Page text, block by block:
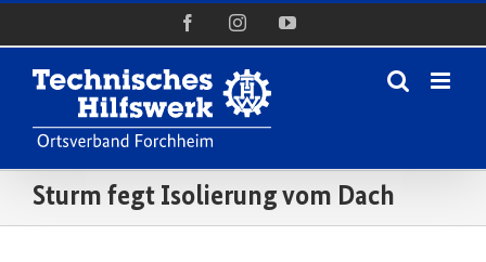
FacebookInstagramYouTube
Sturm fegt Isolierung vom Dach